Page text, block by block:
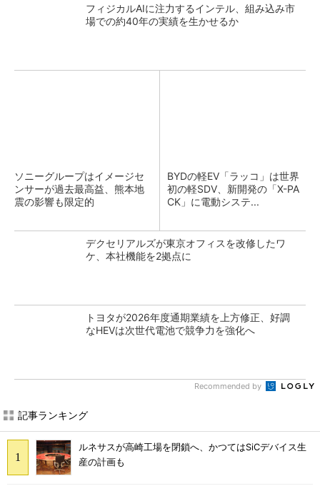
フィジカルAIに注力するインテル、組み込み市
場での約40年の実績を生かせるか
ソニーグループはイメージセ
ンサーが過去最高益、熊本地
震の影響も限定的
BYDの軽EV「ラッコ」は世界
初の軽SDV、新開発の「X-PA
CK」に電動システ...
デクセリアルズが東京オフィスを改修したワ
ケ、本社機能を2拠点に
トヨタが2026年度通期業績を上方修正、好調
なHEVは次世代電池で競争力を強化へ
Recommended by
記事ランキング
ルネサスが高崎工場を閉鎖へ、かつてはSiCデバイス生
産の計画も